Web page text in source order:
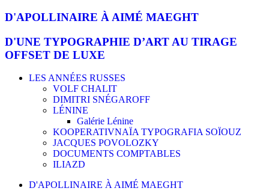
D'APOLLINAIRE À AIMÉ MAEGHT
D'UNE TYPOGRAPHIE D’ART AU TIRAGE
OFFSET DE LUXE
LES ANNÉES RUSSES
VOLF CHALIT
DIMITRI SNÉGAROFF
LÉNINE
Galérie Lénine
KOOPERATIVNAÏA TYPOGRAFIA SOÏOUZ
JACQUES POVOLOZKY
DOCUMENTS COMPTABLES
ILIAZD
D'APOLLINAIRE À AIMÉ MAEGHT